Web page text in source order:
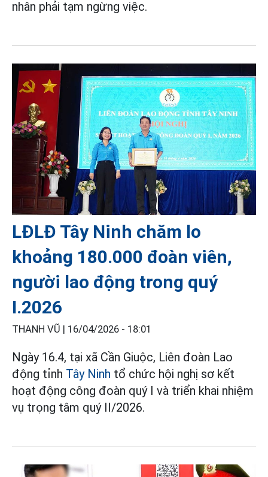
nhân phải tạm ngừng việc.
LĐLĐ Tây Ninh chăm lo
khoảng 180.000 đoàn viên,
người lao động trong quý
I.2026
THANH VŨ | 16/04/2026 - 18:01
Ngày 16.4, tại xã Cần Giuộc, Liên đoàn Lao
động tỉnh Tây Ninh tổ chức hội nghị sơ kết
hoạt động công đoàn quý I và triển khai nhiệm
vụ trọng tâm quý II/2026.